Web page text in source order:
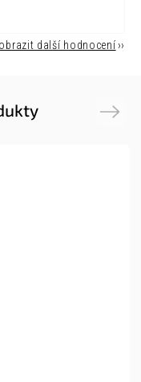
další hodnocení
Next